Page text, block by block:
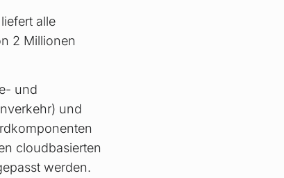
alle
2 Millionen
und
und
cloudbasierten
werden.